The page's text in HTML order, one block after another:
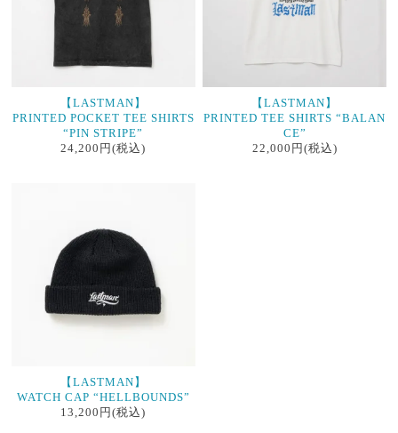
【LASTMAN】
PRINTED POCKET TEE SHIRTS
“PIN STRIPE”
24,200円(税込)
【LASTMAN】
PRINTED TEE SHIRTS “BALAN
CE”
22,000円(税込)
【LASTMAN】
WATCH CAP “HELLBOUNDS”
13,200円(税込)